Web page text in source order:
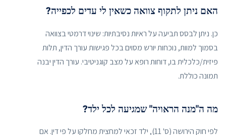
האם ניתן לתקוף צוואה כשאין לי עדים לכפייה?
כן. ניתן לבסס תביעה על ראיות נסיבתיות: שינוי דרמטי בצוואה
בסמוך למוות, נוכחות יורש מסוים בכל פגישות עורך הדין, תלות
פיזית/כלכלית בו, דוחות רופא על מצב קוגניטיבי. עורך הדין יבנה
תמונה כוללת.
מה ה"מנה הראויה" שמגיעה לכל ילד?
לפי חוק הירושה (ס' 11), ילד זכאי למחצית מחלקו על פי דין. אם